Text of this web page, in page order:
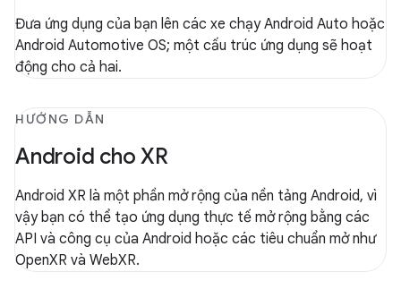
Đưa ứng dụng của bạn lên các xe chạy Android Auto hoặc
Android Automotive OS; một cấu trúc ứng dụng sẽ hoạt
động cho cả hai.
HƯỚNG DẪN
Android cho XR
Android XR là một phần mở rộng của nền tảng Android, vì
vậy bạn có thể tạo ứng dụng thực tế mở rộng bằng các
API và công cụ của Android hoặc các tiêu chuẩn mở như
OpenXR và WebXR.